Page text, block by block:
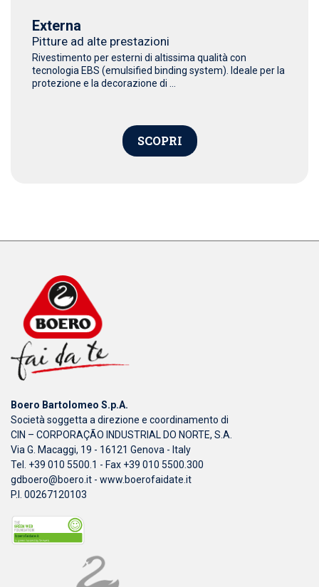
Externa
Pitture ad alte prestazioni
Rivestimento per esterni di altissima qualità con
tecnologia EBS (emulsified binding system). Ideale per la
protezione e la decorazione di ...
SCOPRI
Boero Bartolomeo S.p.A.
Società soggetta a direzione e coordinamento di
CIN – CORPORAÇÃO INDUSTRIAL DO NORTE, S.A.
Via G. Macaggi, 19 - 16121 Genova - Italy
Tel. +39 010 5500.1 - Fax +39 010 5500.300
gdboero@boero.it - www.boerofaidate.it
P.I. 00267120103